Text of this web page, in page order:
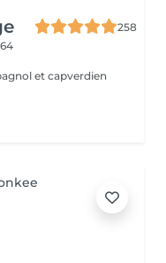
258
et capverdien